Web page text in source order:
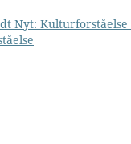
Nyt: Kulturforståelse